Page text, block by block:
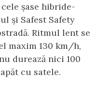
șase hibride-
și Safest Safety
Ritmul lent se
maxim 130 km/h,
durează nici 100
cu satele.